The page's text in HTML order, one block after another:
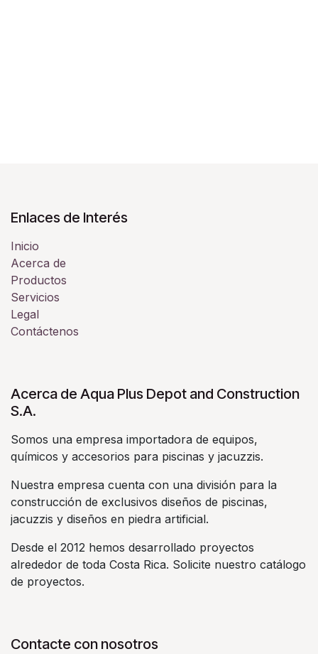
Enlaces de Interés
Inicio
Acerca de
Productos
Servicios
Legal
Contáctenos
Acerca de Aqua Plus Depot and Construction
S.A.
Somos una empresa importadora de equipos,
químicos y accesorios para piscinas y jacuzzis.
Nuestra empresa cuenta con una división para la
construcción de exclusivos diseños de piscinas,
jacuzzis y diseños en piedra artificial.
Desde el 2012 hemos desarrollado proyectos
alrededor de toda Costa Rica. Solicite nuestro catálogo
de proyectos.
Contacte con nosotros